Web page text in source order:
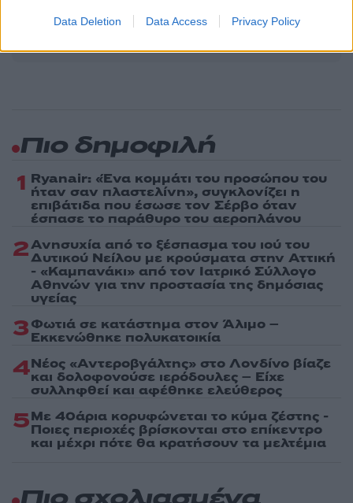
Data Deletion Data Access Privacy Policy
Ακολουθήστε το Νewsit.gr στο Google News
και
ενημερωθείτε πρώτοι για όλη την ειδησεογραφία και τα
Πιο δημοφιλή
1 Ryanair: «Ένα κομμάτι του προσώπου του
ήταν σαν πλαστελίνη», συγκλονίζει η
επιβάτιδα που έσωσε τον Σέρβο όταν
έσπασε το παράθυρο του αεροπλάνου
2Ανησυχία από το ξέσπασμα του ιού του
Δυτικού Νείλου με κρούσματα στην Αττική
- «Καμπανάκι» από τον Ιατρικό Σύλλογο
Αθηνών για την προστασία της δημόσιας
υγείας
3Φωτιά σε κατάστημα στον Άλιμο –
Εκκενώθηκε πολυκατοικία
4Νέος «Αντεροβγάλτης» στο Λονδίνο βίαζε
και δολοφονούσε ιερόδουλες – Είχε
συλληφθεί και αφέθηκε ελεύθερος
5Με 40άρια κορυφώνεται το κύμα ζέστης -
Ποιες περιοχές βρίσκονται στο επίκεντρο
και μέχρι πότε θα κρατήσουν τα μελτέμια